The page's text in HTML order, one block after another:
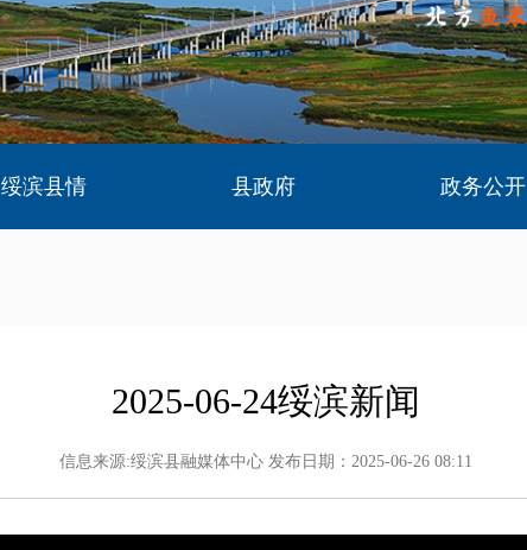
绥滨县情 县政府 政务公开
2025-06-24绥滨新闻
信息来源:绥滨县融媒体中心 发布日期：2025-06-26 08:11